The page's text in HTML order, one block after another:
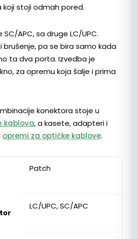
stoji odmah pored.
APC, sa druge LC/UPC.
i brušenje, pa se bira samo kada
ta dva porta. Izvedba je
za opremu koja šalje i prima
konektora stoje u
kablova, a kasete, adapteri i
opremi za optičke kablove.
Patch
LC/UPC, SC/APC